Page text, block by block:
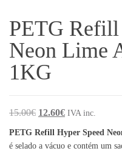
PETG Refill
Neon Lime
1KG
15.00€ O preço original era:
12.60€O preço atual
IVA inc.
PETG Refill Hyper Speed
é selado a vácuo e contém um